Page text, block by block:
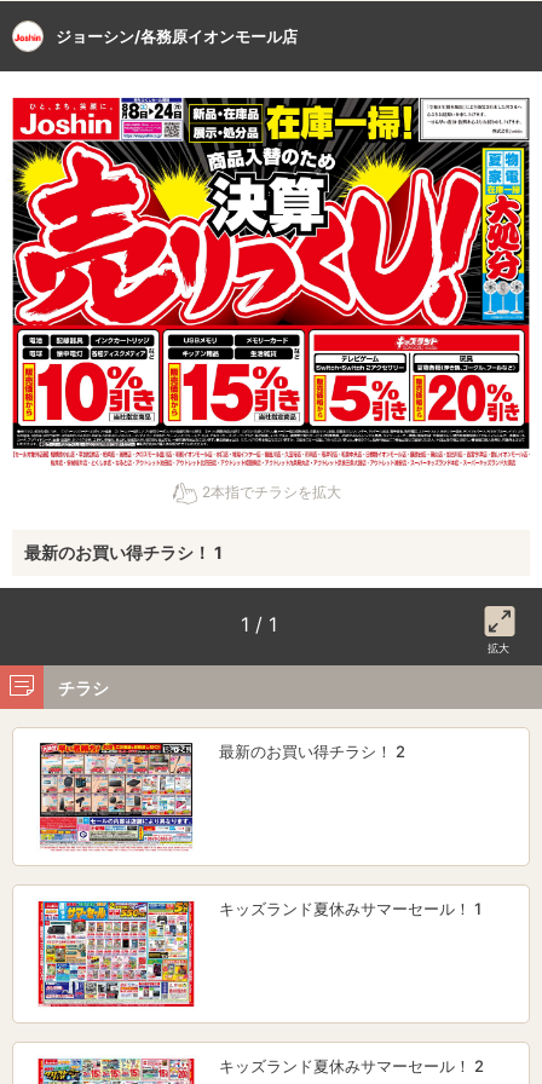
ジョーシン/各務原イオンモール店
2本指でチラシを拡大
最新のお買い得チラシ！ 1
1 / 1
拡大
チラシ
最新のお買い得チラシ！ 2
キッズランド夏休みサマーセール！ 1
キッズランド夏休みサマーセール！ 2